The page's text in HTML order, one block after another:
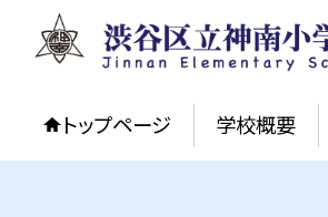
トップページ 学校概要